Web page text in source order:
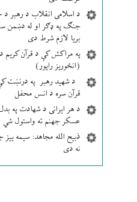
د اسلامی انقلاب د رهبر
جنګ په ډګر او له دښمن
بریا لازم شرط دی
په مراکش کې د قرآن کریم د
(انځوریز راپور)
د شهید رهبر په درنښت
قرآن سره د انس محفل
د هر ایرانی د شهادت په
عسکر جهنم ته واستول شي
ذبیح الله مجاهد: سیمه
نه دی